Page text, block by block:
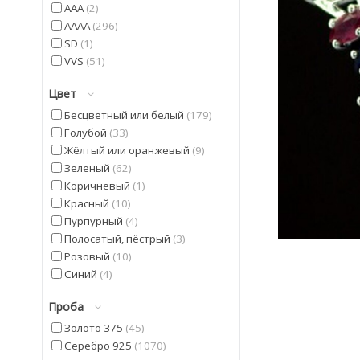
AAA 2
AAAA 296
SD 1
VVS 51
Цвет
Бесцветный или белый 179
Голубой 33
Жёлтый или оранжевый 9
Зеленый 62
Коричневый 1
Красный 10
Пурпурный 4
Полосатый, пёстрый 3
Розовый 10
Синий 4
Черный
Проба
Золото 375 45
Серебро 925 1070